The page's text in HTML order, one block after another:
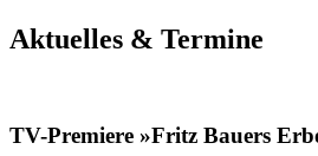
Aktuelles & Termine
TV-Premiere »Fritz Bauers